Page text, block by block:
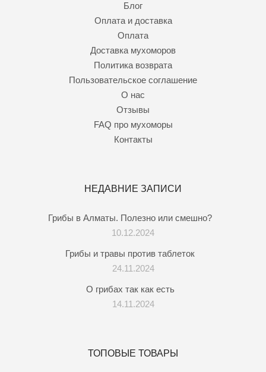
Блог
Оплата и доставка
Оплата
Доставка мухоморов
Политика возврата
Пользовательское соглашение
О нас
Отзывы
FAQ про мухоморы
Контакты
НЕДАВНИЕ ЗАПИСИ
Грибы в Алматы. Полезно или смешно?
10.12.2024
Грибы и травы против таблеток
24.11.2024
О грибах так как есть
14.11.2024
ТОПОВЫЕ ТОВАРЫ